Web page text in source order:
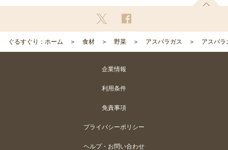
ぐるすぐり：ホーム 食材 野菜 アスパラガス アスパ
企業情報
利用条件
免責事項
プライバシーポリシー
ヘルプ・お問い合わせ